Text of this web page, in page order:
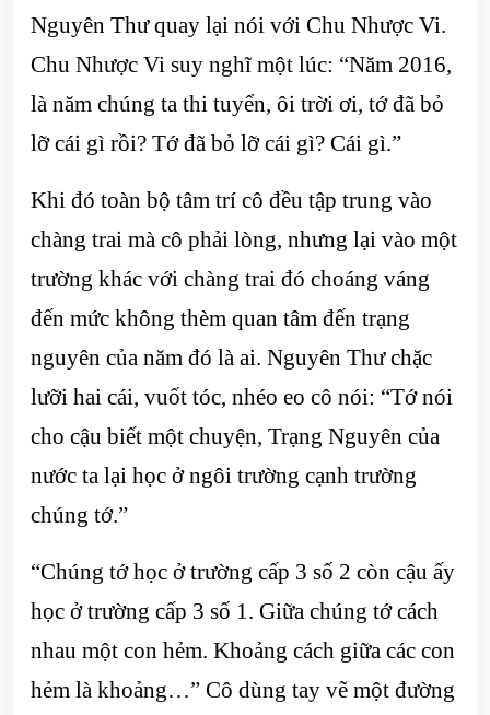
Nguyên Thư quay lại nói với Chu Nhược Vi.
Chu Nhược Vi suy nghĩ một lúc: “Năm 2016,
là năm chúng ta thi tuyển, ôi trời ơi, tớ đã bỏ
lỡ cái gì rồi? Tớ đã bỏ lỡ cái gì? Cái gì.”
Khi đó toàn bộ tâm trí cô đều tập trung vào
chàng trai mà cô phải lòng, nhưng lại vào một
trường khác với chàng trai đó choáng váng
đến mức không thèm quan tâm đến trạng
nguyên của năm đó là ai. Nguyên Thư chặc
lưỡi hai cái, vuốt tóc, nhéo eo cô nói: “Tớ nói
cho cậu biết một chuyện, Trạng Nguyên của
nước ta lại học ở ngôi trường cạnh trường
chúng tớ.”
“Chúng tớ học ở trường cấp 3 số 2 còn cậu ấy
học ở trường cấp 3 số 1. Giữa chúng tớ cách
nhau một con hẻm. Khoảng cách giữa các con
hẻm là khoảng…” Cô dùng tay vẽ một đường